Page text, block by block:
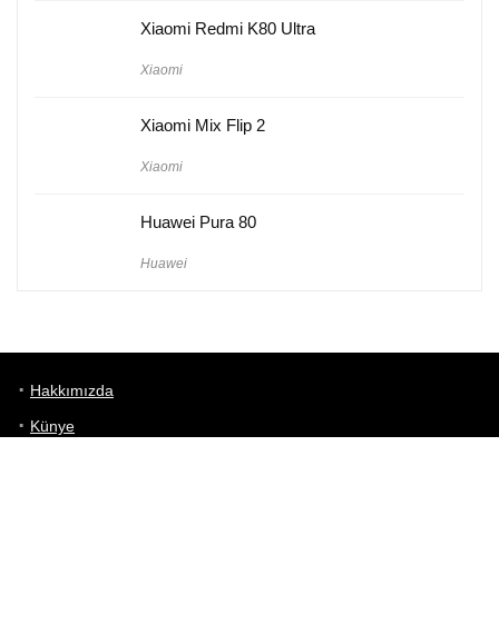
Xiaomi Redmi K80 Ultra
Xiaomi
Xiaomi Mix Flip 2
Xiaomi
Huawei Pura 80
Huawei
Hakkımızda
Künye